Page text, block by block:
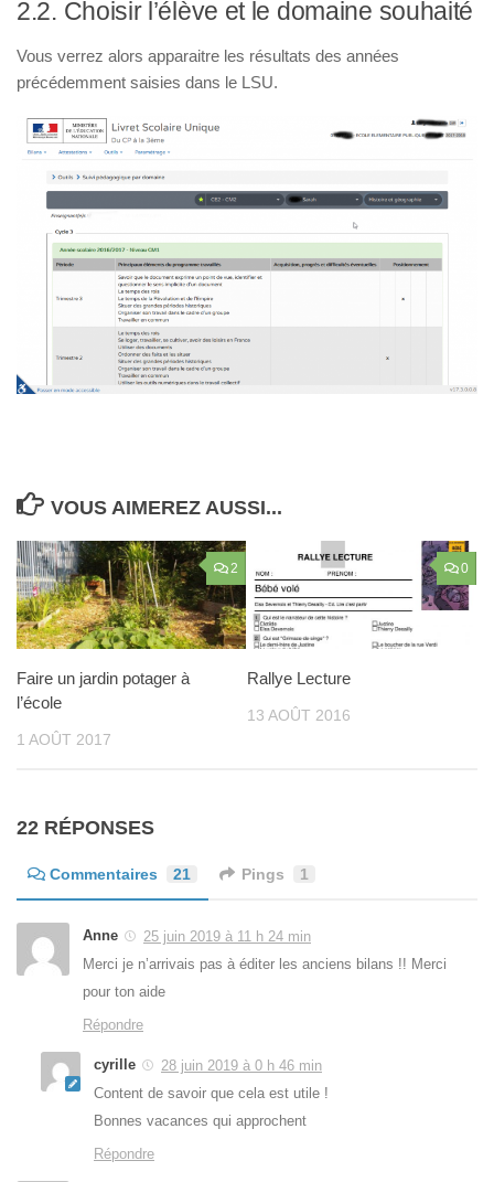
2.2. Choisir l’élève et le domaine souhaité
Vous verrez alors apparaitre les résultats des années
précédemment saisies dans le LSU.
VOUS AIMEREZ AUSSI...
2
Faire un jardin potager à
l’école
1 AOÛT 2017
0
Rallye Lecture
13 AOÛT 2016
22 RÉPONSES
Commentaires 21 Pings 1
Anne
25 juin 2019 à 11 h 24 min
Merci je n’arrivais pas à éditer les anciens bilans !! Merci
pour ton aide
Répondre
cyrille
28 juin 2019 à 0 h 46 min
Content de savoir que cela est utile !
Bonnes vacances qui approchent
Répondre